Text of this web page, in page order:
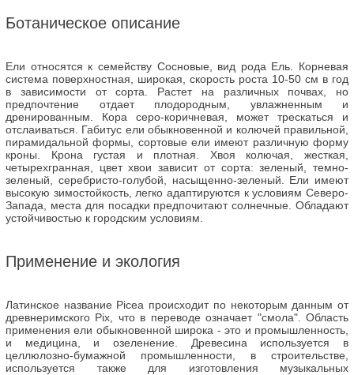
Ботаническое описание
Ели относятся к семейству Сосновые, вид рода Ель. Корневая
система поверхностная, широкая, скорость роста 10-50 см в год
в зависимости от сорта. Растет на различных почвах, но
предпочтение отдает плодородным, увлажненным и
дренированным. Кора серо-коричневая, может трескаться и
отслаиваться. Габитус ели обыкновенной и колючей правильной,
пирамидальной формы, сортовые ели имеют различную форму
кроны. Крона густая и плотная. Хвоя колючая, жесткая,
четырехгранная, цвет хвои зависит от сорта: зеленый, темно-
зеленый, серебристо-голубой, насыщенно-зеленый. Ели имеют
высокую зимостойкость, легко адаптируются к условиям Северо-
Запада, места для посадки предпочитают солнечные. Обладают
устойчивостью к городским условиям.
Применение и экология
Латинское название Picea происходит по некоторым данным от
древнеримского Pix, что в переводе означает "смола". Область
применения ели обыкновенной широка - это и промышленность,
и медицина, и озеленение. Древесина используется в
целлюлозно-бумажной промышленности, в строительстве,
используется также для изготовления музыкальных